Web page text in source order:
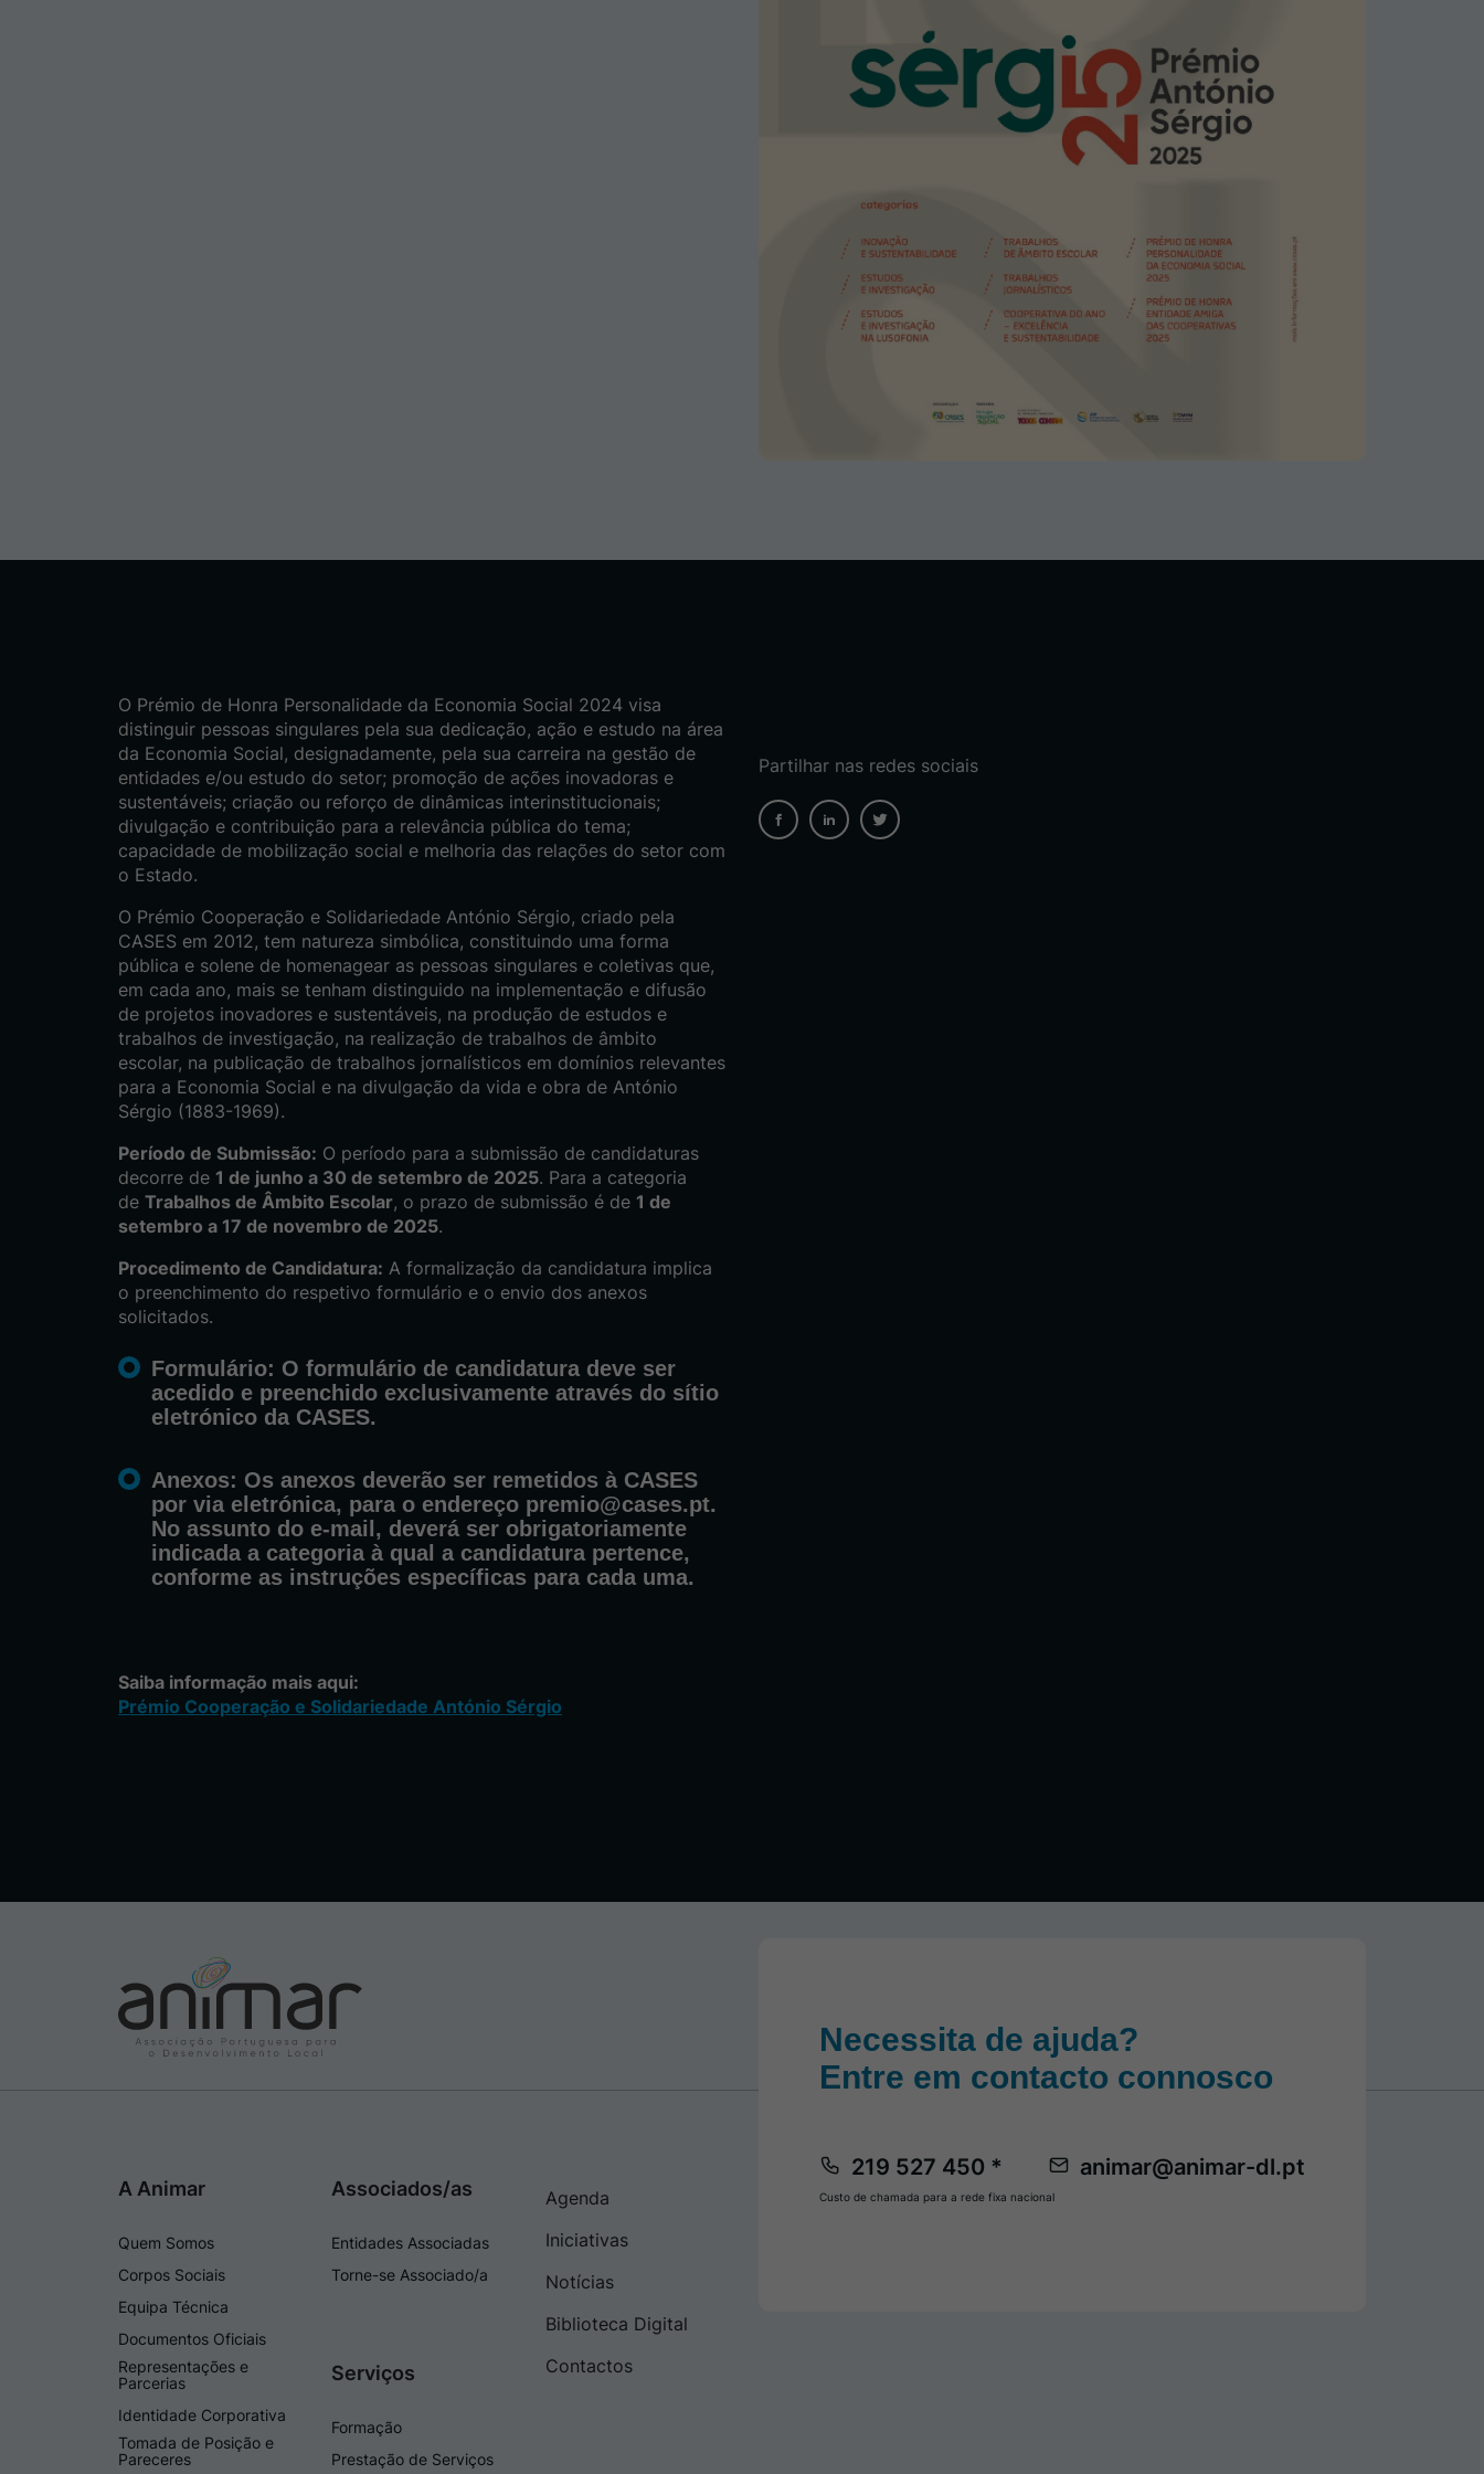
O Prémio de Honra Personalidade da Economia Social 2024 visa
distinguir pessoas singulares pela sua dedicação, ação e estudo na área
da Economia Social, designadamente, pela sua carreira na gestão de
entidades e/ou estudo do setor; promoção de ações inovadoras e
sustentáveis; criação ou reforço de dinâmicas interinstitucionais;
divulgação e contribuição para a relevância pública do tema;
capacidade de mobilização social e melhoria das relações do setor com
o Estado.
O Prémio Cooperação e Solidariedade António Sérgio, criado pela
CASES em 2012, tem natureza simbólica, constituindo uma forma
pública e solene de homenagear as pessoas singulares e coletivas que,
em cada ano, mais se tenham distinguido na implementação e difusão
de projetos inovadores e sustentáveis, na produção de estudos e
trabalhos de investigação, na realização de trabalhos de âmbito
escolar, na publicação de trabalhos jornalísticos em domínios relevantes
para a Economia Social e na divulgação da vida e obra de António
Sérgio (1883-1969).
Período de Submissão: O período para a submissão de candidaturas
decorre de 1 de junho a 30 de setembro de 2025. Para a categoria
de Trabalhos de Âmbito Escolar, o prazo de submissão é de 1 de
setembro a 17 de novembro de 2025.
Procedimento de Candidatura: A formalização da candidatura implica
o preenchimento do respetivo formulário e o envio dos anexos
solicitados.
Formulário: O formulário de candidatura deve ser
acedido e preenchido exclusivamente através do sítio
eletrónico da CASES.
Anexos: Os anexos deverão ser remetidos à CASES
por via eletrónica, para o endereço premio@cases.pt.
No assunto do e-mail, deverá ser obrigatoriamente
indicada a categoria à qual a candidatura pertence,
conforme as instruções específicas para cada uma.
Saiba informação mais aqui:
Prémio Cooperação e Solidariedade António Sérgio
Partilhar nas redes sociais
A Animar
Quem Somos
Corpos Sociais
Equipa Técnica
Documentos Oficiais
Representações e
Parcerias
Identidade Corporativa
Tomada de Posição e
Pareceres
Associados/as
Entidades Associadas
Torne-se Associado/a
Serviços
Formação
Prestação de Serviços
Agenda
Iniciativas
Notícias
Biblioteca Digital
Contactos
Necessita de ajuda?
Entre em contacto connosco
219 527 450 * animar@animar-dl.pt
Custo de chamada para a rede fixa nacional